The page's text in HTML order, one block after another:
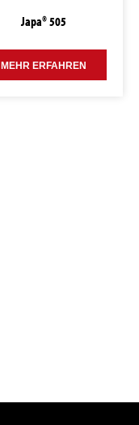
Japa® 505
MEHR ERFAHREN